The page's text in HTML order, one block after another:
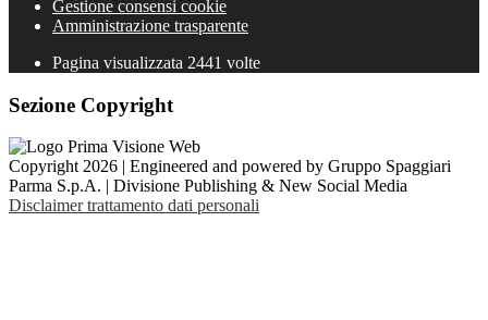
Gestione consensi cookie
Amministrazione trasparente
Pagina visualizzata 2441 volte
Sezione Copyright
Copyright 2026 | Engineered and powered by Gruppo Spaggiari
Parma S.p.A. | Divisione Publishing & New Social Media
Disclaimer trattamento dati personali